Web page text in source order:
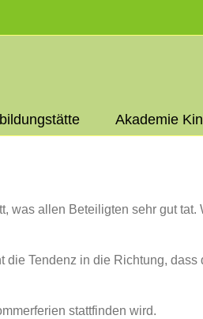
Akademie
was allen Beteiligten sehr gut
Tendenz in die Richtung,
stattfinden wird.